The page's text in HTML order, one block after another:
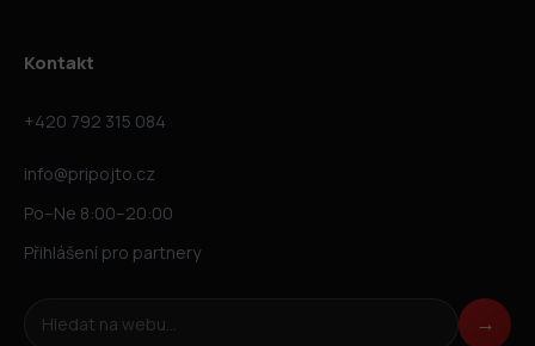
Kontakt
+420 792 315 084
info@pripojto.cz
Po–Ne 8:00–20:00
Přihlášení pro partnery
Hledat na webu →